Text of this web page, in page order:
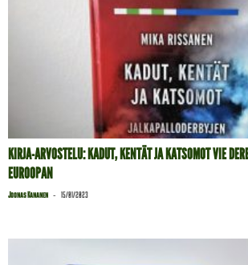
KIRJA-ARVOSTELU: KADUT, KENTÄT JA KATSOMOT VIE
EUROOPAN
Joonas Kananen - 15/01/2023